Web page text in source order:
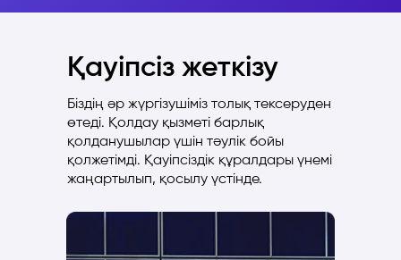
Қауіпсіз жеткізу
Біздің әр жүргізушіміз толық тексеруден
өтеді. Қолдау қызметі барлық
қолданушылар үшін тәулік бойы
қолжетімді. Қауіпсіздік құралдары үнемі
жаңартылып, қосылу үстінде.